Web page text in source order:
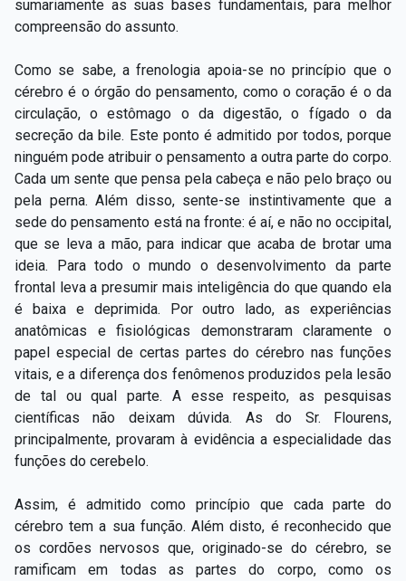
sumariamente as suas bases fundamentais, para melhor
compreensão do assunto.
Como se sabe, a frenologia apoia-se no princípio que o
cérebro é o órgão do pensamento, como o coração é o da
circulação, o estômago o da digestão, o fígado o da
secreção da bile. Este ponto é admitido por todos, porque
ninguém pode atribuir o pensamento a outra parte do corpo.
Cada um sente que pensa pela cabeça e não pelo braço ou
pela perna. Além disso, sente-se instintivamente que a
sede do pensamento está na fronte: é aí, e não no occipital,
que se leva a mão, para indicar que acaba de brotar uma
ideia. Para todo o mundo o desenvolvimento da parte
frontal leva a presumir mais inteligência do que quando ela
é baixa e deprimida. Por outro lado, as experiências
anatômicas e fisiológicas demonstraram claramente o
papel especial de certas partes do cérebro nas funções
vitais, e a diferença dos fenômenos produzidos pela lesão
de tal ou qual parte. A esse respeito, as pesquisas
científicas não deixam dúvida. As do Sr. Flourens,
principalmente, provaram à evidência a especialidade das
funções do cerebelo.
Assim, é admitido como princípio que cada parte do
cérebro tem a sua função. Além disto, é reconhecido que
os cordões nervosos que, originado-se do cérebro, se
ramificam em todas as partes do corpo, como os